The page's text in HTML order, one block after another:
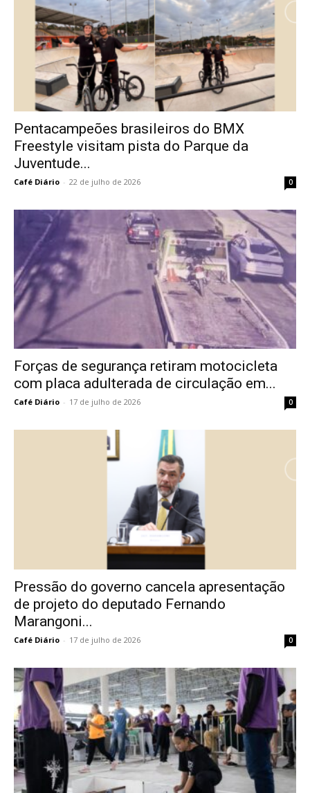
Pentacampeões brasileiros do BMX
Freestyle visitam pista do Parque da
Juventude...
Café Diário - 22 de julho de 2026 0
Forças de segurança retiram motocicleta
com placa adulterada de circulação em...
Café Diário - 17 de julho de 2026 0
Pressão do governo cancela apresentação
de projeto do deputado Fernando
Marangoni...
Café Diário - 17 de julho de 2026 0